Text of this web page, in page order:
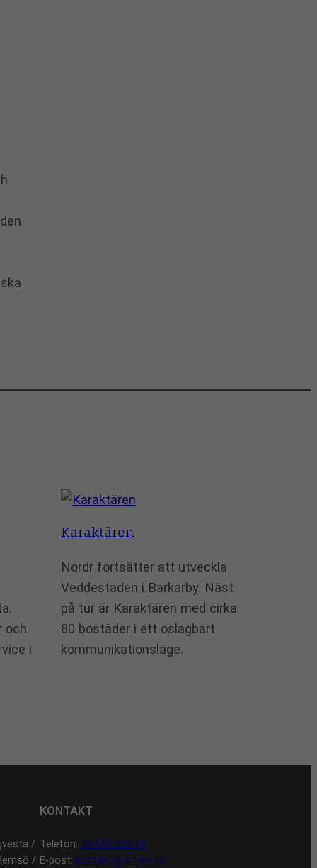
och
i
Karaktären
Nordr fortsätter att utveckla
Veddestaden i Barkarby. Näst
på tur är Karaktären med cirka
80 bostäder i ett oslagbart
kommunikationsläge.
/
/
KONTAKT
Telefon: 08-580 285 00
E-post: kontakt@jarfalla.se